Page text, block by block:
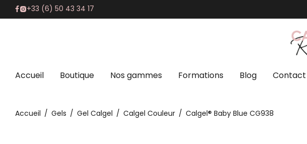
+33 (6) 50 43 34 17
Accueil Boutique Nos gammes Formations Blog Contact
Accueil / Gels / Gel Calgel / Calgel Couleur / Calgel® Baby Blue CG938